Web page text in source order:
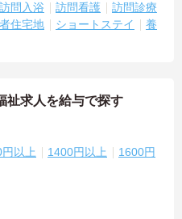
訪問入浴 訪問看護
訪問診療
住宅地 ショートステイ
養
祉求人を給与で探す
以上 1400円以上
1600円